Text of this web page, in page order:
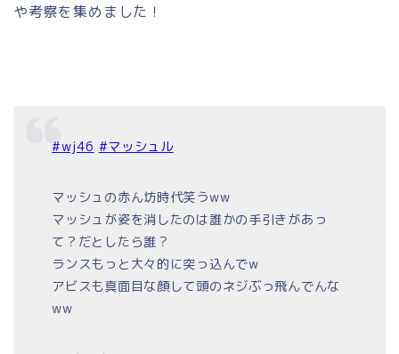
や考察を集めました！
#wj46 #マッシュル
マッシュの赤ん坊時代笑うww
マッシュが姿を消したのは誰かの手引きがあっ
て？だとしたら誰？
ランスもっと大々的に突っ込んでw
アビスも真面目な顔して頭のネジぶっ飛んでんな
ww